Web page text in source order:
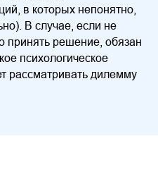
в которых непонятно,
В случае, если не
принять решение, обязан
психологическое
рассматривать дилемму